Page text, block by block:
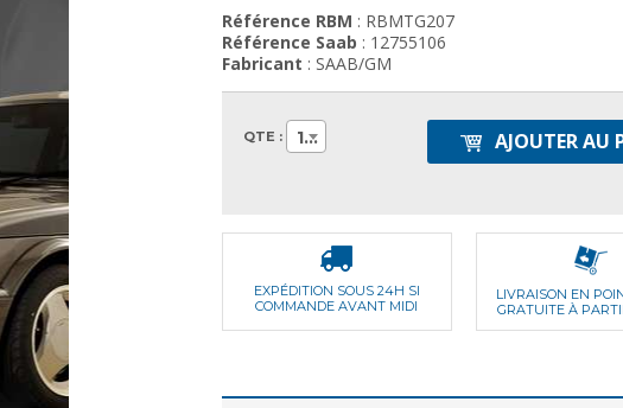
Référence RBM : RBMTG207
Référence Saab : 12755106
Fabricant : SAAB/GM
QTE : 1 AJOUTER AU
EXPÉDITION SOUS 24H SI
COMMANDE AVANT MIDI
LIVRAISON EN
GRATUITE À